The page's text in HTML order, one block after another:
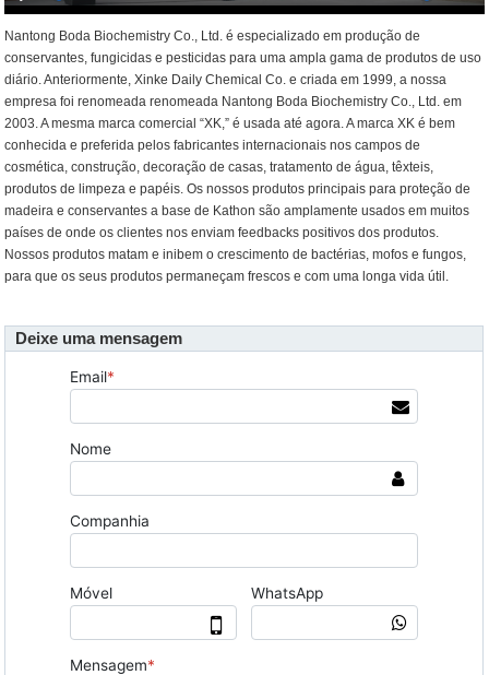
Play Mute
Nantong Boda Biochemistry Co., Ltd. é especializado em produção de
conservantes, fungicidas e pesticidas para uma ampla gama de produtos de uso
diário. Anteriormente, Xinke Daily Chemical Co. e criada em 1999, a nossa
empresa foi renomeada renomeada Nantong Boda Biochemistry Co., Ltd. em
2003. A mesma marca comercial “XK,” é usada até agora. A marca XK é bem
conhecida e preferida pelos fabricantes internacionais nos campos de
cosmética, construção, decoração de casas, tratamento de água, têxteis,
produtos de limpeza e papéis. Os nossos produtos principais para proteção de
madeira e conservantes a base de Kathon são amplamente usados em muitos
países de onde os clientes nos enviam feedbacks positivos dos produtos.
Nossos produtos matam e inibem o crescimento de bactérias, mofos e fungos,
para que os seus produtos permaneçam frescos e com uma longa vida útil.
Deixe uma mensagem